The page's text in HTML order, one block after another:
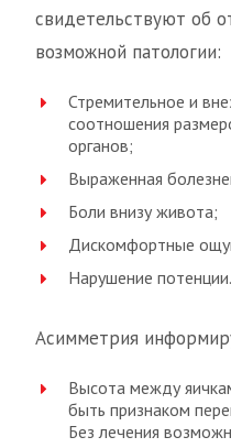
свидетельствуют об
возможной патологии:
Стремительное и
соотношения
органов;
Выраженная
Боли внизу живота;
Дискомфортные
Нарушение потенции.
Асимметрия
Высота между
быть признаком
Без лечения